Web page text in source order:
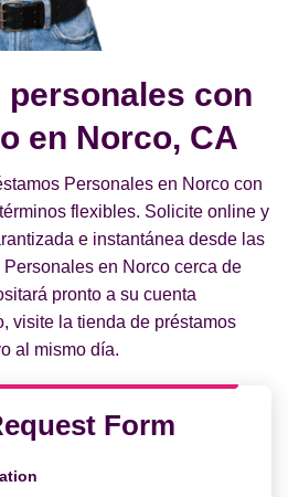
personales con
en Norco, CA
Personales en Norco con
flexibles. Solicite online y
e instantánea desde las
en Norco cerca de
pronto a su cuenta
visite la tienda de préstamos
al mismo día.
Form